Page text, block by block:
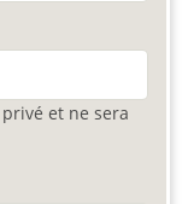
et ne sera